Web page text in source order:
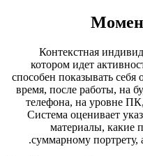
Контекстная
котором идет
способен
время, после
телефона, на
Система
суммарному